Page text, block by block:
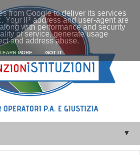
▼
from Google to deliver its services
Your IP address and user-agent are
with performance and security
of service, generate usage
and address abuse.
LEARN MORE GOT IT